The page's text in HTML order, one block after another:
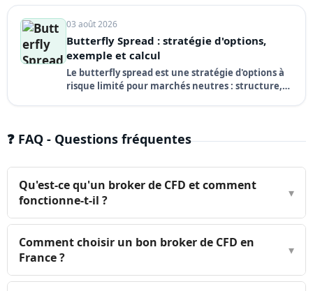
03 août 2026
Butterfly Spread : stratégie d'options,
exemple et calcul
Le butterfly spread est une stratégie d'options à
risque limité pour marchés neutres : structure,
❓ FAQ - Questions fréquentes
Qu'est-ce qu'un broker de CFD et comment
fonctionne-t-il ?
▾
Comment choisir un bon broker de CFD en
France ?
▾